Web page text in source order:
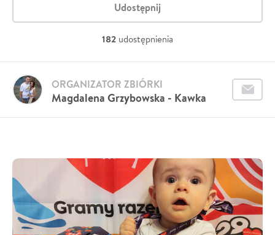
Udostępnij
182 udostępnienia
Magdalena Grzybowska - Kawka
ORGANIZATOR ZBIÓRKI